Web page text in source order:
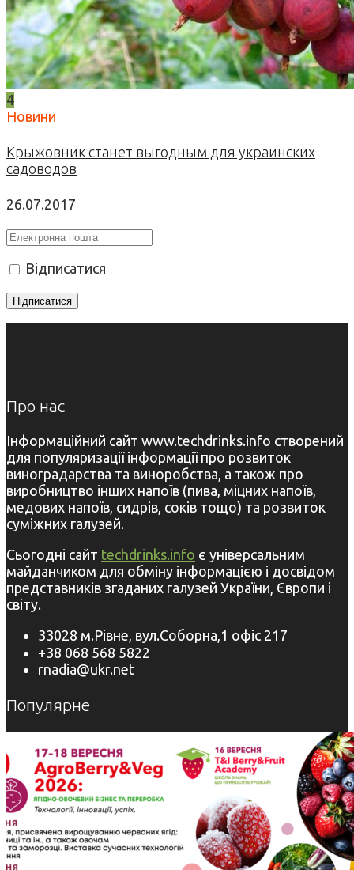
4
Новини
Крыжовник станет выгодным для украинских
садоводов
26.07.2017
Відписатися
Про нас
Інформаційний сайт www.techdrinks.info створений
для популяризації інформації про розвиток
виноградарства та виноробства, а також про
виробництво інших напоїв (пива, міцних напоїв,
медових напоїв, сидрів, соків тощо) та розвиток
суміжних галузей.
Сьогодні сайт techdrinks.info є універсальним
майданчиком для обміну інформацією і досвідом
представників згаданих галузей України, Європи і
світу.
33028 м.Рівне, вул.Соборна,1 офіс 217
+38 068 568 5822
rnadia@ukr.net
Популярне